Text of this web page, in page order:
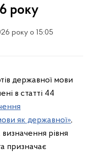
року
року о 15:05
державної мови
в статті 44
як державної»,
рівня
призначає